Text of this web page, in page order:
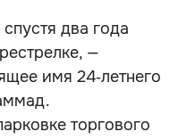
два года
—
имя 24‑летнего
торгового